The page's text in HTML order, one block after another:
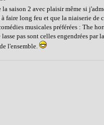
la saison 2 avec plaisir même si
faire long feu et que la niaiserie
musicales préférées : The
pas sont celles engendrées
l'ensemble.